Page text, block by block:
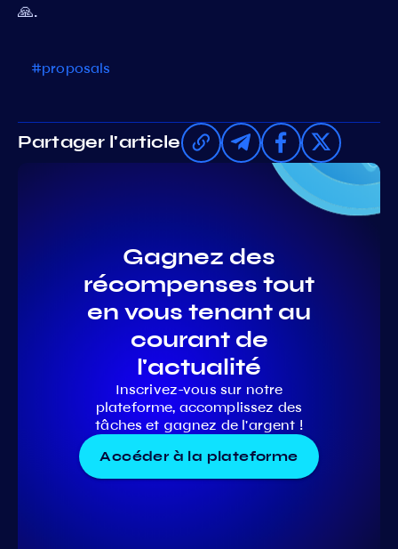
🙏.
#proposals
Partager l'article
Gagnez des
récompenses tout
en vous tenant au
courant de
l'actualité
Inscrivez-vous sur notre
plateforme, accomplissez des
tâches et gagnez de l'argent !
Accéder à la plateforme